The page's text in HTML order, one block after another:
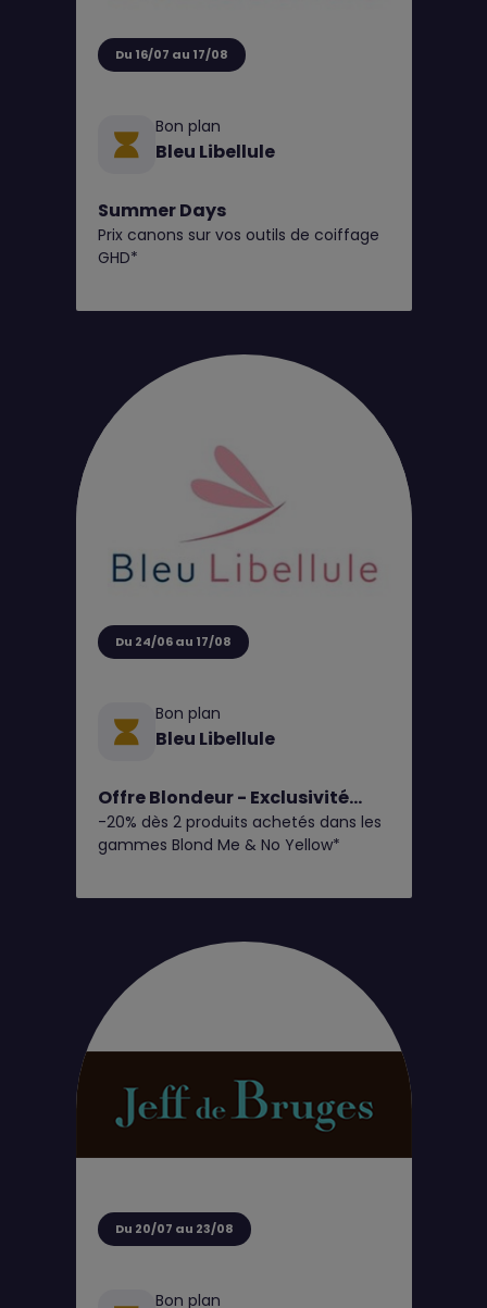
Du 16/07 au 17/08
Bon plan
Bleu Libellule
Summer Days
Prix canons sur vos outils de coiffage
GHD*
Du 24/06 au 17/08
Bon plan
Bleu Libellule
Offre Blondeur - Exclusivité
Club
-20% dès 2 produits achetés dans les
gammes Blond Me & No Yellow*
Du 20/07 au 23/08
Bon plan